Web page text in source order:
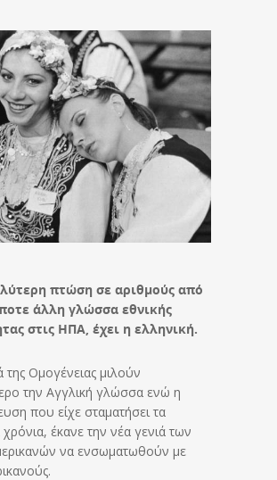
πτώση σε αριθμούς από
άλλη γλώσσα εθνικής
στις ΗΠΑ, έχει η ελληνική.
της Ομογένειας μιλούν
την Αγγλική γλώσσα ενώ η
που είχε σταματήσει τα
χρόνια, έκανε την νέα γενιά των
να ενσωματωθούν με